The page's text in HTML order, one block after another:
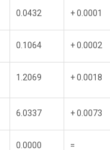
0.0432 + 0.0001
0.1064 + 0.0002
1.2069 + 0.0018
6.0337 + 0.0073
0.0000 =